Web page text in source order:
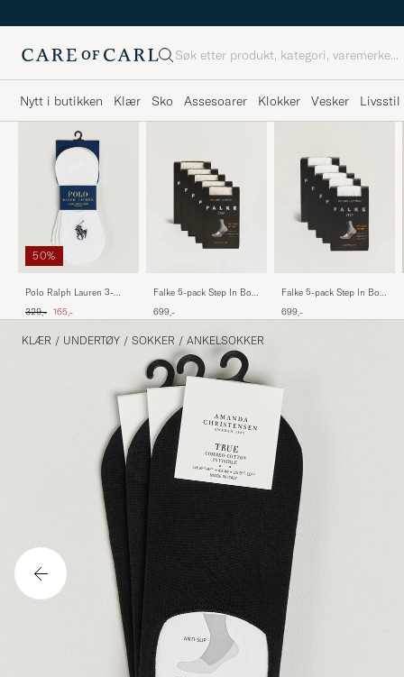
Søk
Nytt i butikken Klær Sko Assesoarer Klokker Vesker Livsstil
50%
Polo Ralph Lauren 3-
Pony Socks White
Ordinær pris
329,- Nedsatt pris
165,-
Falke 5-pack Step In Box
699,-
Falke 5-pack Step In Box
699,-
KLÆR / UNDERTØY / SOKKER / ANKELSOKKER